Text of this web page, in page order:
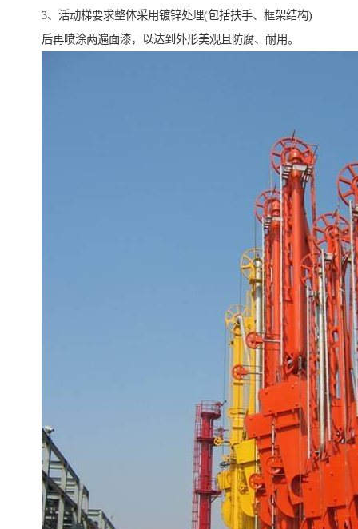
3、活动梯要求整体采用镀锌处理(包括扶手、框架结构)
后再喷涂两遍面漆，以达到外形美观且防腐、耐用。